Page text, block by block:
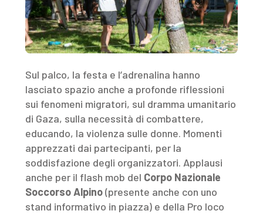
Sul palco, la festa e l’adrenalina hanno
lasciato spazio anche a profonde riflessioni
sui fenomeni migratori, sul dramma umanitario
di Gaza, sulla necessità di combattere,
educando, la violenza sulle donne. Momenti
apprezzati dai partecipanti, per la
soddisfazione degli organizzatori. Applausi
anche per il flash mob del Corpo Nazionale
Soccorso Alpino(presente anche con uno
stand informativo in piazza) e della Pro loco